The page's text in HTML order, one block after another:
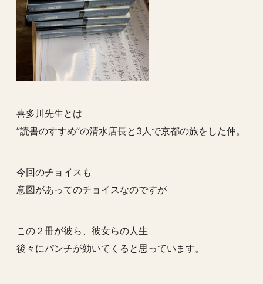
喜多川先生とは
”読書のすすめ”の清水店長と3人で京都の旅をした仲。
今回のチョイスも
意図があってのチョイスなのですが
この２冊が彼ら、彼女らの人生
後々にパンチが効いてくると思っています。